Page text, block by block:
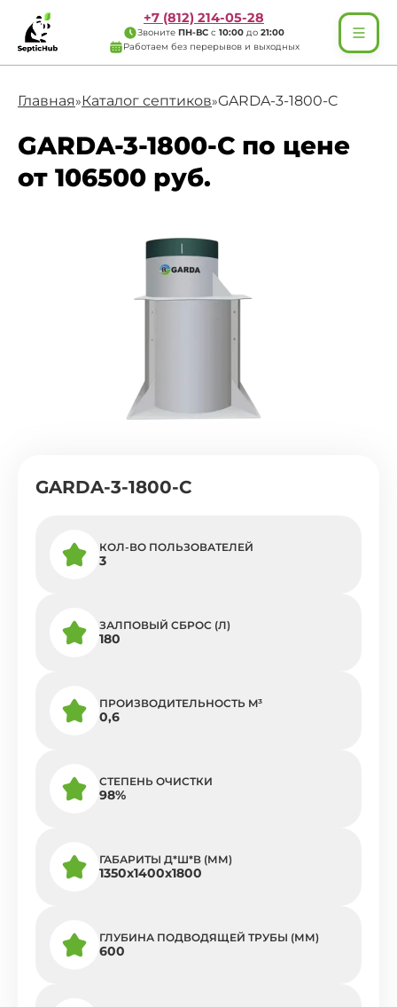
+7 (812) 214-05-28
Звоните ПН-ВС с 10:00 до 21:00
Работаем без перерывов и выходных
Главная»Каталог септиков»GARDA-3-1800-C
GARDA-3-1800-C по цене
от 106500 руб.
GARDA-3-1800-C
КОЛ-ВО ПОЛЬЗОВАТЕЛЕЙ
3
ЗАЛПОВЫЙ СБРОС (Л)
180
ПРОИЗВОДИТЕЛЬНОСТЬ M³
0,6
СТЕПЕНЬ ОЧИСТКИ
98%
ГАБАРИТЫ Д*Ш*В (ММ)
1350х1400х1800
ГЛУБИНА ПОДВОДЯЩЕЙ ТРУБЫ (ММ)
600